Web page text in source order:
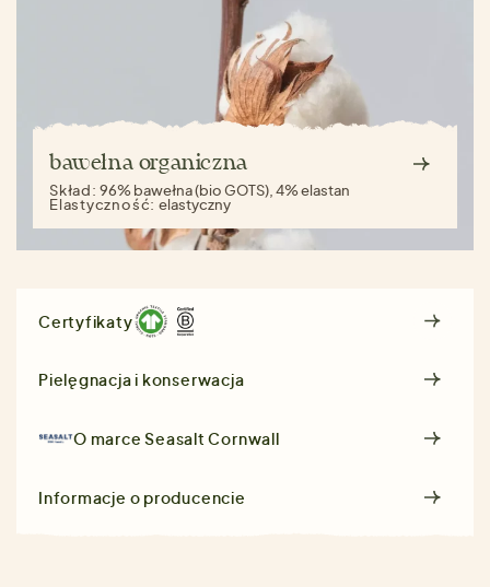
bawełna organiczna
Skład:96% bawełna (bio GOTS), 4% elastan
Elastyczność: elastyczny
Certyfikaty
Pielęgnacja i konserwacja
O marceSeasalt Cornwall
Informacje o producencie